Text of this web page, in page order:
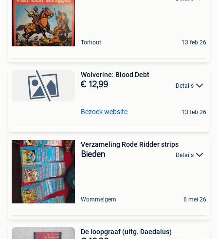
Torhout 13 feb 26
Wolverine: Blood Debt
€ 12,99 Details
Bezoek website 13 feb 26
Verzameling Rode Ridder strips
Bieden Details
Wommelgem 6 mei 26
De loopgraaf (uitg. Daedalus)